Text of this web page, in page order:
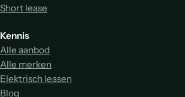
Short lease
Kennis
Alle aanbod
Alle merken
Elektrisch leasen
Blog